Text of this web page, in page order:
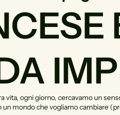
ogni giorno, cercavamo un
mondo che vogliamo cambiare